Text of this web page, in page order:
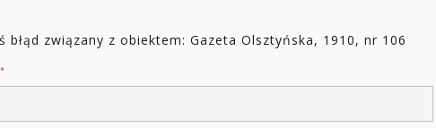
błąd związany z obiektem: Gazeta Olsztyńska, 1910, nr 106
*